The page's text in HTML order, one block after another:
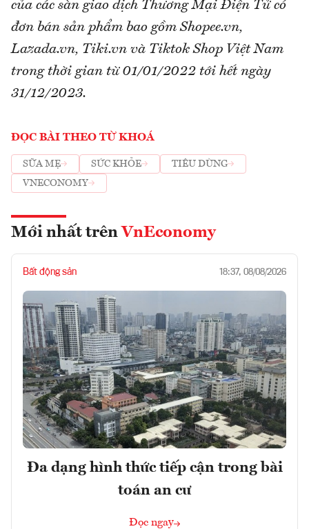
của các sàn giao dịch Thương Mại Điện Tử có
đơn bán sản phẩm bao gồm Shopee.vn,
Lazada.vn, Tiki.vn và Tiktok Shop Việt Nam
trong thời gian từ 01/01/2022 tới hết ngày
31/12/2023.
ĐỌC BÀI THEO TỪ KHOÁ
SỮA MẸ SỨC KHỎE
TIÊU DÙNG
VNECONOMY
Mới nhất trên VnEconomy
Bất động sản 18:37, 08/08/2026
Đa dạng hình thức tiếp cận trong bài
toán an cư
Đọc ngay